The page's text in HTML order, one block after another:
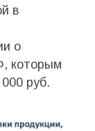
в
о
которым
руб.